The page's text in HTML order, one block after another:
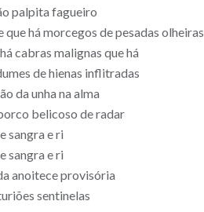
palpita fagueiro
que há morcegos de pesadas olheiras
cabras malignas que há
de hienas inflitradas
da unha na alma
belicoso de radar
sangra e ri
sangra e ri
anoitece provisória
sentinelas